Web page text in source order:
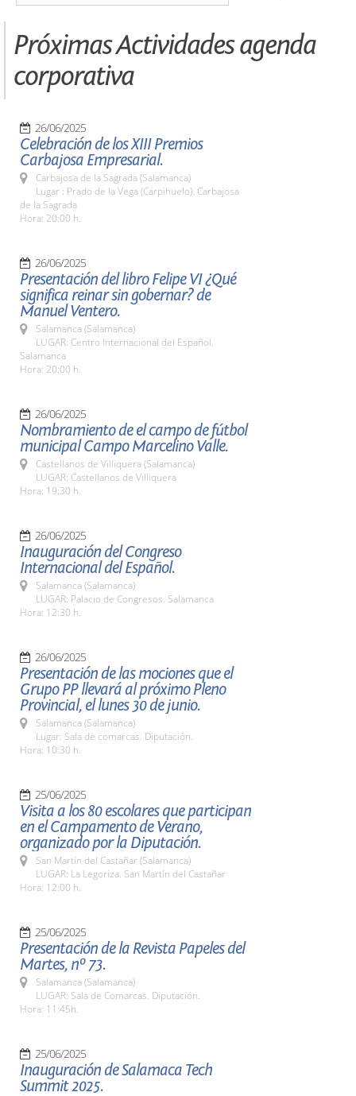
Próximas Actividades agenda
corporativa
26/06/2025
Celebración de los XIII Premios
Carbajosa Empresarial.
Carbajosa de la Sagrada (Salamanca)
Lugar : Prado de la Vega (Carpihuelo). Carbajosa
de la Sagrada
Hora: 20:00 h.
26/06/2025
Presentación del libro Felipe VI ¿Qué
significa reinar sin gobernar? de
Manuel Ventero.
Salamanca (Salamanca)
LUGAR: Centro Internacional del Español.
Salamanca
Hora: 20:00 h.
26/06/2025
Nombramiento de el campo de fútbol
municipal Campo Marcelino Valle.
Castellanos de Villiquera (Salamanca)
LUGAR: Castellanos de Villiquera
Hora: 19:30 h.
26/06/2025
Inauguración del Congreso
Internacional del Español.
Salamanca (Salamanca)
LUGAR: Palacio de Congresos. Salamanca
Hora: 12:30 h.
26/06/2025
Presentación de las mociones que el
Grupo PP llevará al próximo Pleno
Provincial, el lunes 30 de junio.
Salamanca (Salamanca)
Lugar: Sala de comarcas. Diputación.
Hora: 10:30 h.
25/06/2025
Visita a los 80 escolares que participan
en el Campamento de Verano,
organizado por la Diputación.
San Martín del Castañar (Salamanca)
LUGAR: La Legoriza. San Martín del Castañar
Hora: 12:00 h.
25/06/2025
Presentación de la Revista Papeles del
Martes, nº 73.
Salamanca (Salamanca)
LUGAR: Sala de Comarcas. Diputación.
Hora: 11:45h.
25/06/2025
Inauguración de Salamaca Tech
Summit 2025.